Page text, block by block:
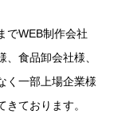
でWEB制作会社
食品卸会社様、
く一部上場企業様
きております。